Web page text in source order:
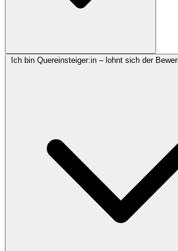
Ich bin Quereinsteiger:in – lohnt sich der